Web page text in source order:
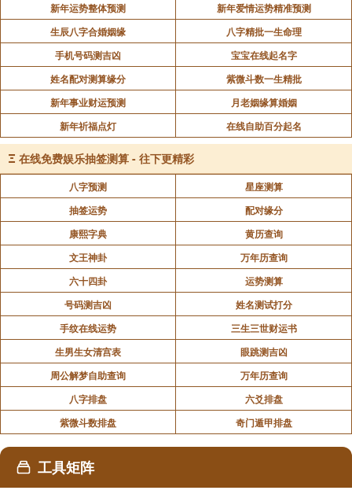
新年运势整体预测
新年爱情运势精准预测
生辰八字合婚姻缘
八字精批一生命理
手机号码测吉凶
宝宝在线起名字
姓名配对测算缘分
紫微斗数一生精批
新年事业财运预测
月老姻缘算婚姻
新年祈福点灯
在线自助百分起名
Ξ 在线免费娱乐抽签测算 - 往下更精彩
八字预测
星座测算
抽签运势
配对缘分
康熙字典
黄历查询
文王神卦
万年历查询
六十四卦
运势测算
号码测吉凶
姓名测试打分
手纹在线运势
三生三世财运书
生男生女清宫表
眼跳测吉凶
周公解梦自助查询
万年历查询
八字排盘
六爻排盘
紫微斗数排盘
奇门遁甲排盘
工具矩阵